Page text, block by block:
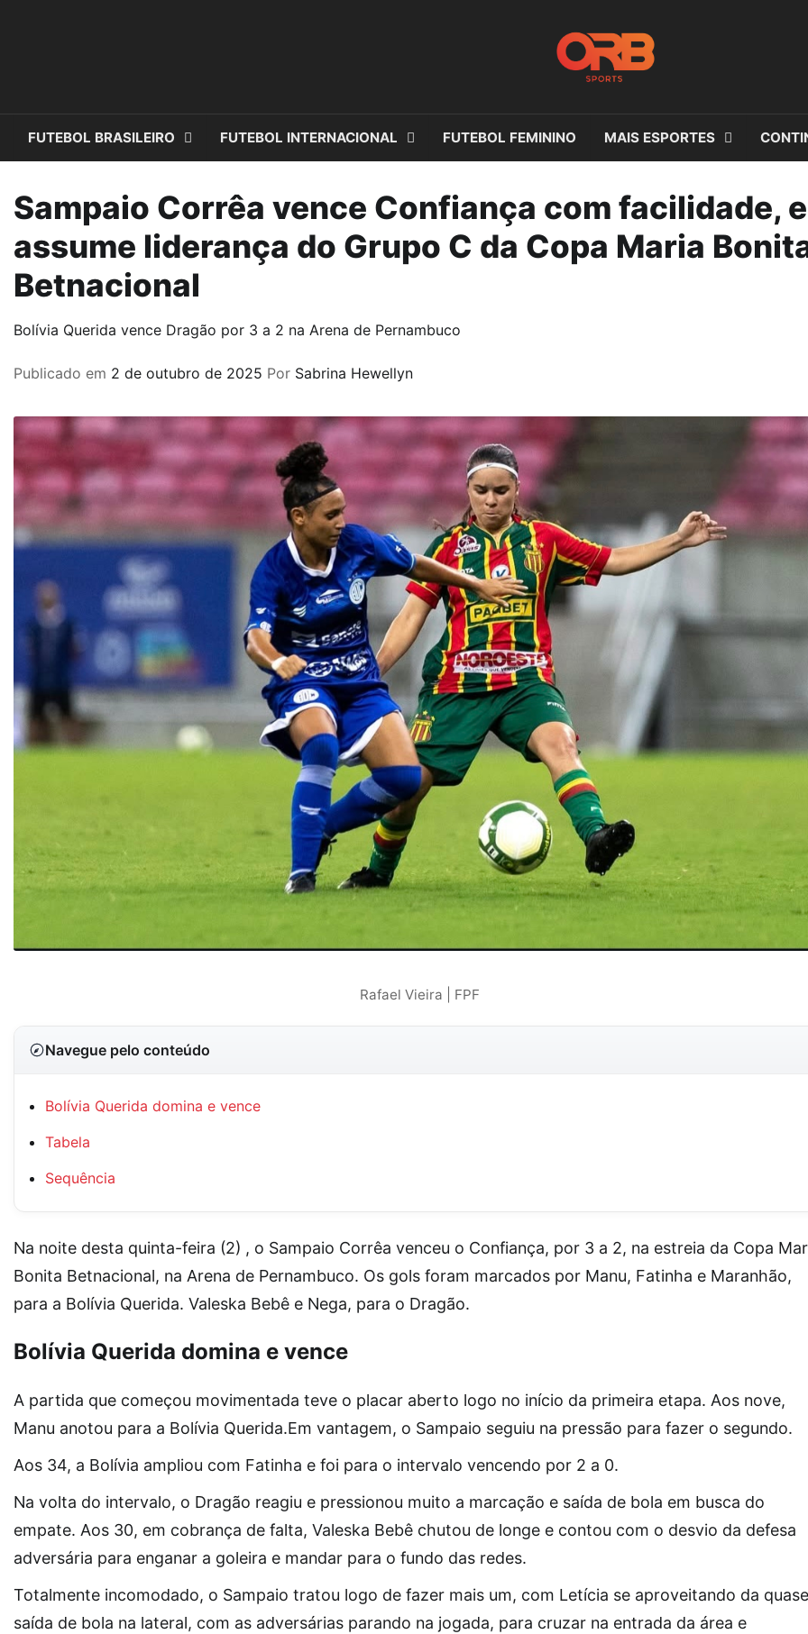
FUTEBOL BRASILEIRO FUTEBOL INTERNACIONAL FUTEBOL FEMININO MAIS ESPORTES
Sampaio Corrêa vence Confiança com facilidade, e
assume liderança do Grupo C da Copa Maria
Betnacional
Bolívia Querida vence Dragão por 3 a 2 na Arena de Pernambuco
Publicado em 2 de outubro de 2025 Por Sabrina Hewellyn
Rafael Vieira | FPF
Navegue pelo conteúdo
Bolívia Querida domina e vence
Tabela
Sequência
Na noite desta quinta-feira (2) , o Sampaio Corrêa venceu o Confiança, por 3 a 2, na estreia da Copa
Bonita Betnacional, na Arena de Pernambuco. Os gols foram marcados por Manu, Fatinha e Maranhão,
para a Bolívia Querida. Valeska Bebê e Nega, para o Dragão.
Bolívia Querida domina e vence
A partida que começou movimentada teve o placar aberto logo no início da primeira etapa. Aos nove,
Manu anotou para a Bolívia Querida.Em vantagem, o Sampaio seguiu na pressão para fazer o segundo.
Aos 34, a Bolívia ampliou com Fatinha e foi para o intervalo vencendo por 2 a 0.
Na volta do intervalo, o Dragão reagiu e pressionou muito a marcação e saída de bola em busca do
empate. Aos 30, em cobrança de falta, Valeska Bebê chutou de longe e contou com o desvio da defesa
adversária para enganar a goleira e mandar para o fundo das redes.
Totalmente incomodado, o Sampaio tratou logo de fazer mais um, com Letícia se aproveitando da quase
saída de bola na lateral, com as adversárias parando na jogada, para cruzar na entrada da área e